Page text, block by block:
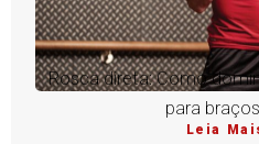
Rosca direta: Como
para
Leia